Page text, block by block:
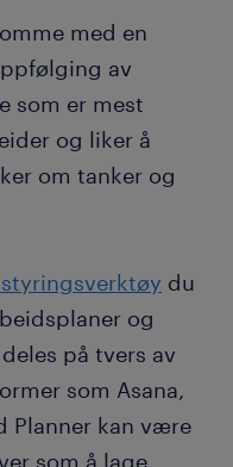
med en
av
som er mest
og liker å
om tanker og
du
og
på tvers av
som Asana,
Planner kan være
som å lage